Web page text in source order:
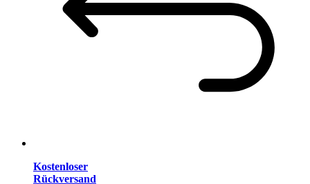
Kostenloser
Rückversand